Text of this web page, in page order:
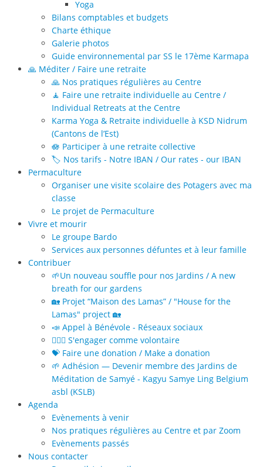
Yoga
Bilans comptables et budgets
Charte éthique
Galerie photos
Guide environnemental par SS le 17ème Karmapa
🙏 Méditer / Faire une retraite
🙏 Nos pratiques régulières au Centre
🧘 Faire une retraite individuelle au Centre /
Individual Retreats at the Centre
Karma Yoga & Retraite individuelle à KSD Nidrum
(Cantons de l’Est)
🪷 Participer à une retraite collective
🏷️ Nos tarifs - Notre IBAN / Our rates - our IBAN
Permaculture
Organiser une visite scolaire des Potagers avec ma
classe
Le projet de Permaculture
Vivre et mourir
Le groupe Bardo
Services aux personnes défuntes et à leur famille
Contribuer
🌱Un nouveau souffle pour nos Jardins / A new
breath for our gardens
🏡 Projet “Maison des Lamas” / "House for the
Lamas" project 🏡
📣 Appel à Bénévole - Réseaux sociaux
🙋🏻‍♀️ S'engager comme volontaire
💝 Faire une donation / Make a donation
🌱 Adhésion — Devenir membre des Jardins de
Méditation de Samyé - Kagyu Samye Ling Belgium
asbl (KSLB)
Agenda
Evènements à venir
Nos pratiques régulières au Centre et par Zoom
Evènements passés
Nous contacter